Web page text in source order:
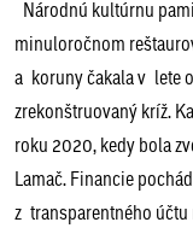
Národnú kultúrnu
minuloročnom
a koruny čakala v lete
zrekonštruovaný kríž.
roku 2020, kedy bola
Lamač. Financie
z transparentného